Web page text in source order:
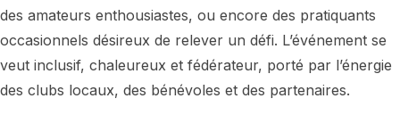
des amateurs enthousiastes, ou encore des pratiquants
occasionnels désireux de relever un défi. L’événement se
veut inclusif, chaleureux et fédérateur, porté par l’énergie
des clubs locaux, des bénévoles et des partenaires.